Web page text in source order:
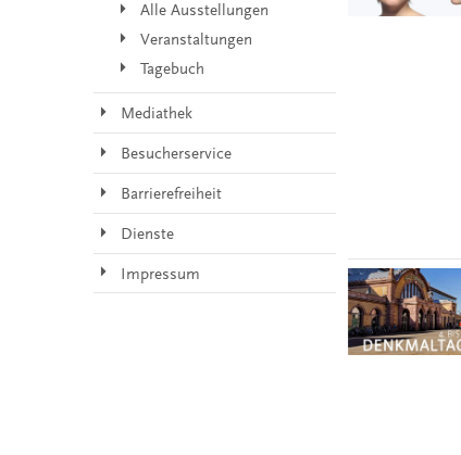
Alle Ausstellungen
Veranstaltungen
Tagebuch
Mediathek
Besucherservice
Barrierefreiheit
Dienste
Impressum